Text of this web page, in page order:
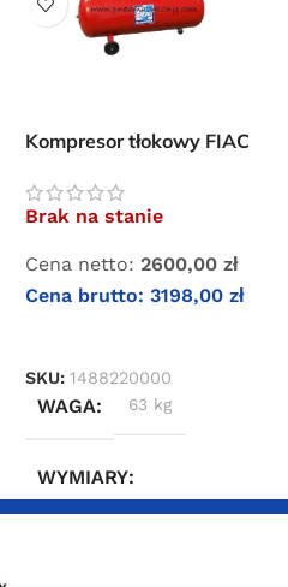
Kompresor tłokowy FIAC
Brak na stanie
Cena netto: 2600,00 zł
Cena brutto: 3198,00 zł
SKU: 1488220000
WAGA 63 kg
WYMIARY